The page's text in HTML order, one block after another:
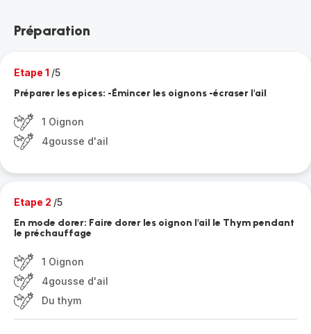
Préparation
Etape 1 /5
Préparer les epices: -Émincer les oignons -écraser l'ail
1 Oignon
4gousse d'ail
Etape 2 /5
En mode dorer: Faire dorer les oignon l'ail le Thym pendant
le préchauffage
1 Oignon
4gousse d'ail
Du thym